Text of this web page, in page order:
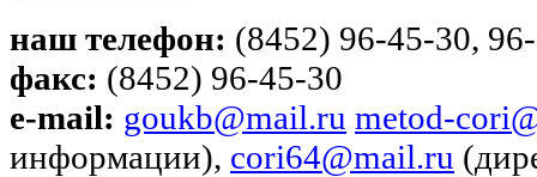
наш телефон: (8452) 96-45-30,
факс: (8452) 96-45-30
e-mail: goukb@mail.ru metod-
информации), cori64@mail.ru